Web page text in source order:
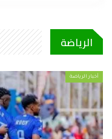
الرياضة
أخبار الرياضة